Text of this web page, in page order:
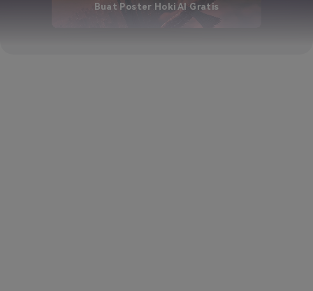
Buat Poster Hoki AI Gratis